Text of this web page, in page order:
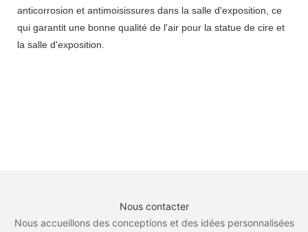
anticorrosion et antimoisissures dans la salle d'exposition, ce
qui garantit une bonne qualité de l'air pour la statue de cire et
la salle d'exposition.
Nous contacter
Nous accueillons des conceptions et des idées personnalisées